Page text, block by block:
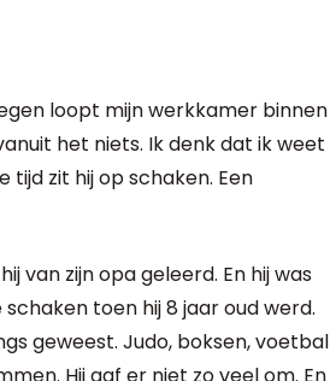
loopt mijn werkkamer binnen
het niets. Ik denk dat ik weet
tijd zit hij op schaken. Een
van zijn opa geleerd. En hij was
toen hij 8 jaar oud werd.
geweest. Judo, boksen, voetbal